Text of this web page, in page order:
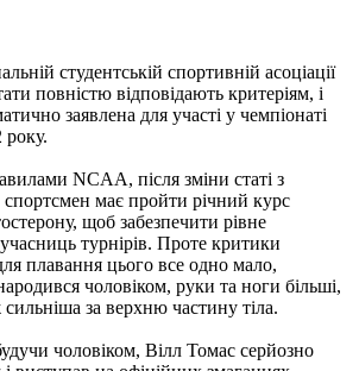
студентській спортивній асоціації
повністю відповідають критеріям, і
заявлена ​​для участі у чемпіонаті
NCAA, після зміни статі з
спортсмен має пройти річний курс
щоб забезпечити рівне
турнірів. Проте критики
плавання цього все одно мало,
чоловіком, руки та ноги більші,
за верхню частину тіла.
чоловіком, Вілл Томас серйозно